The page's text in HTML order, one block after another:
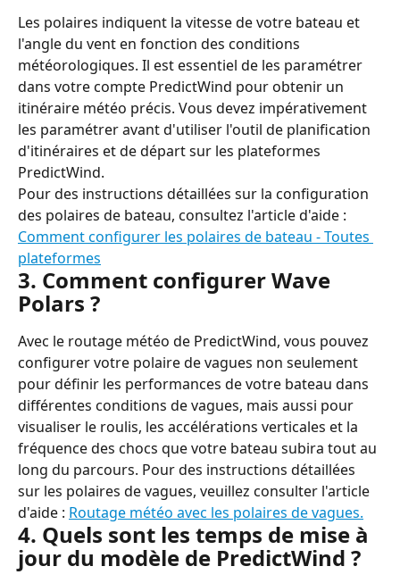
Les polaires indiquent la vitesse de votre bateau et
l'angle du vent en fonction des conditions
météorologiques. Il est essentiel de les paramétrer
dans votre compte PredictWind pour obtenir un
itinéraire météo précis. Vous devez impérativement
les paramétrer avant d'utiliser l'outil de planification
d'itinéraires et de départ sur les plateformes
PredictWind.
Pour des instructions détaillées sur la configuration
des polaires de bateau, consultez l'article d'aide :
Comment configurer les polaires de bateau - Toutes
plateformes
3. Comment configurer Wave
Polars ?
Avec le routage météo de PredictWind, vous pouvez
configurer votre polaire de vagues non seulement
pour définir les performances de votre bateau dans
différentes conditions de vagues, mais aussi pour
visualiser le roulis, les accélérations verticales et la
fréquence des chocs que votre bateau subira tout au
long du parcours. Pour des instructions détaillées
sur les polaires de vagues, veuillez consulter l'article
d'aide : Routage météo avec les polaires de vagues.
4. Quels sont les temps de mise à
jour du modèle de PredictWind ?